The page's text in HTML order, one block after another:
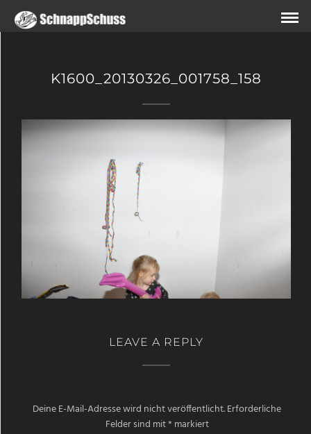
K1600_20130326_001758_158
LEAVE A REPLY
Deine E-Mail-Adresse wird nicht veröffentlicht.Erforderliche
Felder sind mit* markiert